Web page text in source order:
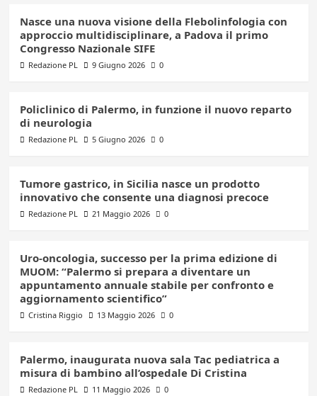
Nasce una nuova visione della Flebolinfologia con
approccio multidisciplinare, a Padova il primo
Congresso Nazionale SIFE
Redazione PL 9 Giugno 2026 0
Policlinico di Palermo, in funzione il nuovo reparto
di neurologia
Redazione PL 5 Giugno 2026 0
Tumore gastrico, in Sicilia nasce un prodotto
innovativo che consente una diagnosi precoce
Redazione PL 21 Maggio 2026 0
Uro-oncologia, successo per la prima edizione di
MUOM: “Palermo si prepara a diventare un
appuntamento annuale stabile per confronto e
aggiornamento scientifico”
Cristina Riggio 13 Maggio 2026 0
Palermo, inaugurata nuova sala Tac pediatrica a
misura di bambino all’ospedale Di Cristina
Redazione PL 11 Maggio 2026 0